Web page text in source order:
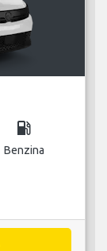
local_gas_station
Benzina